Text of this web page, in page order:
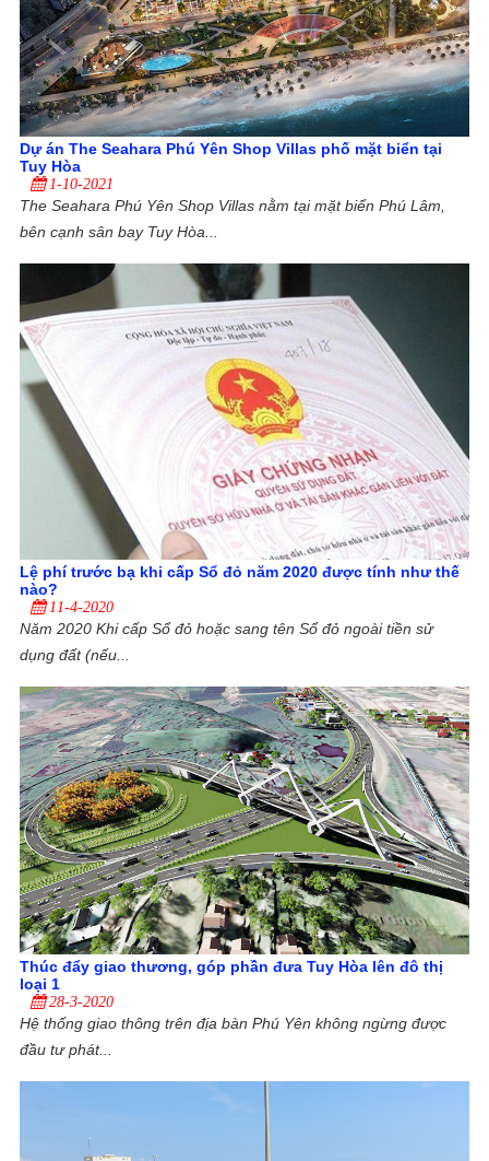
Dự án The Seahara Phú Yên Shop Villas phố mặt biển tại
Tuy Hòa
1-10-2021
The Seahara Phú Yên Shop Villas nằm tại mặt biển Phú Lâm,
bên cạnh sân bay Tuy Hòa...
Lệ phí trước bạ khi cấp Sổ đỏ năm 2020 được tính như thế
nào?
11-4-2020
Năm 2020 Khi cấp Sổ đỏ hoặc sang tên Sổ đỏ ngoài tiền sử
dụng đất (nếu...
Thúc đẩy giao thương, góp phần đưa Tuy Hòa lên đô thị
loại 1
28-3-2020
Hệ thống giao thông trên địa bàn Phú Yên không ngừng được
đầu tư phát...